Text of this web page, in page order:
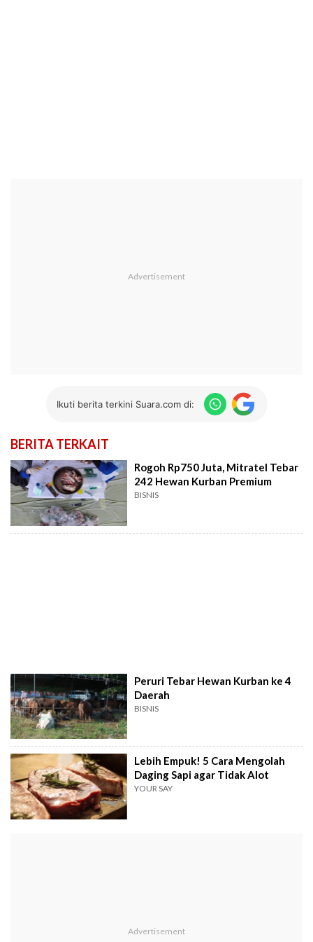
Ikuti berita terkini Suara.com di:
BERITA TERKAIT
Rogoh Rp750 Juta, Mitratel Tebar
242 Hewan Kurban Premium
BISNIS
Peruri Tebar Hewan Kurban ke 4
Daerah
BISNIS
Lebih Empuk! 5 Cara Mengolah
Daging Sapi agar Tidak Alot
YOUR SAY